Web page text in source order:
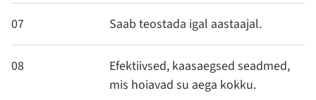
07 Saab teostada igal aastaajal.
08
Efektiivsed, kaasaegsed seadmed,
mis hoiavad su aega kokku.